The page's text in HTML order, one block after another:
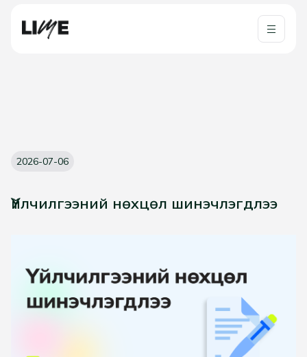
2026-07-06
Үйлчилгээний нөхцөл шинэчлэгдлээ